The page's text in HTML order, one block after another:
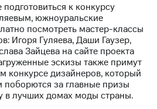
2023
к конкурсу
южноуральские
посмотреть мастер-классы
Игоря Гуляева, Даши Гаузер,
Зайцева на сайте проекта
эскизы также примут
конкурсе дизайнеров, который
поборются за главные призы
в лучших домах моды страны.